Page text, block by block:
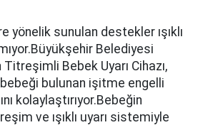
yönelik sunulan destekler ışıklı
Belediyesi
Bebek Uyarı Cihazı,
bulunan işitme engelli
kolaylaştırıyor.Bebeğin
ve ışıklı uyarı sistemiyle